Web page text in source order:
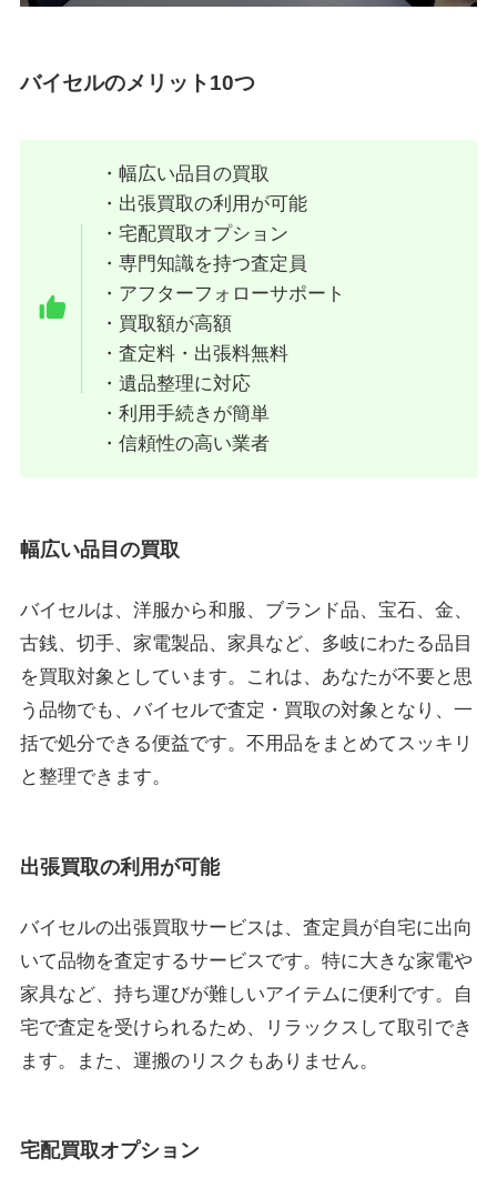
バイセルのメリット10つ
・幅広い品目の買取
・出張買取の利用が可能
・宅配買取オプション
・専門知識を持つ査定員
・アフターフォローサポート
・買取額が高額
・査定料・出張料無料
・遺品整理に対応
・利用手続きが簡単
・信頼性の高い業者
幅広い品目の買取
バイセルは、洋服から和服、ブランド品、宝石、金、
古銭、切手、家電製品、家具など、多岐にわたる品目
を買取対象としています。これは、あなたが不要と思
う品物でも、バイセルで査定・買取の対象となり、一
括で処分できる便益です。不用品をまとめてスッキリ
と整理できます。
出張買取の利用が可能
バイセルの出張買取サービスは、査定員が自宅に出向
いて品物を査定するサービスです。特に大きな家電や
家具など、持ち運びが難しいアイテムに便利です。自
宅で査定を受けられるため、リラックスして取引でき
ます。また、運搬のリスクもありません。
宅配買取オプション